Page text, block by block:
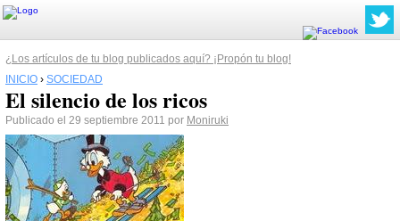
¿Los artículos de tu blog publicados aquí? ¡Propón tu blog!
INICIO › SOCIEDAD
El silencio de los ricos
Publicado el 29 septiembre 2011 por Moniruki